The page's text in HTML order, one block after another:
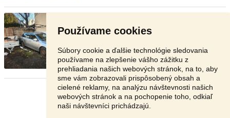
Používame cookies
Súbory cookie a ďalšie technológie sledovania
používame na zlepšenie vášho zážitku z
prehliadania našich webových stránok, na to, aby
sme vám zobrazovali prispôsobený obsah a
cielené reklamy, na analýzu návštevnosti našich
webových stránok a na pochopenie toho, odkiaľ
naši návštevníci prichádzajú.
Predam
2,0D wagon,100kw rv
2007.Sedacky v kozi, navygacia ...
Košice - 040 13
Stránka: 1 2 3 Ďalšia